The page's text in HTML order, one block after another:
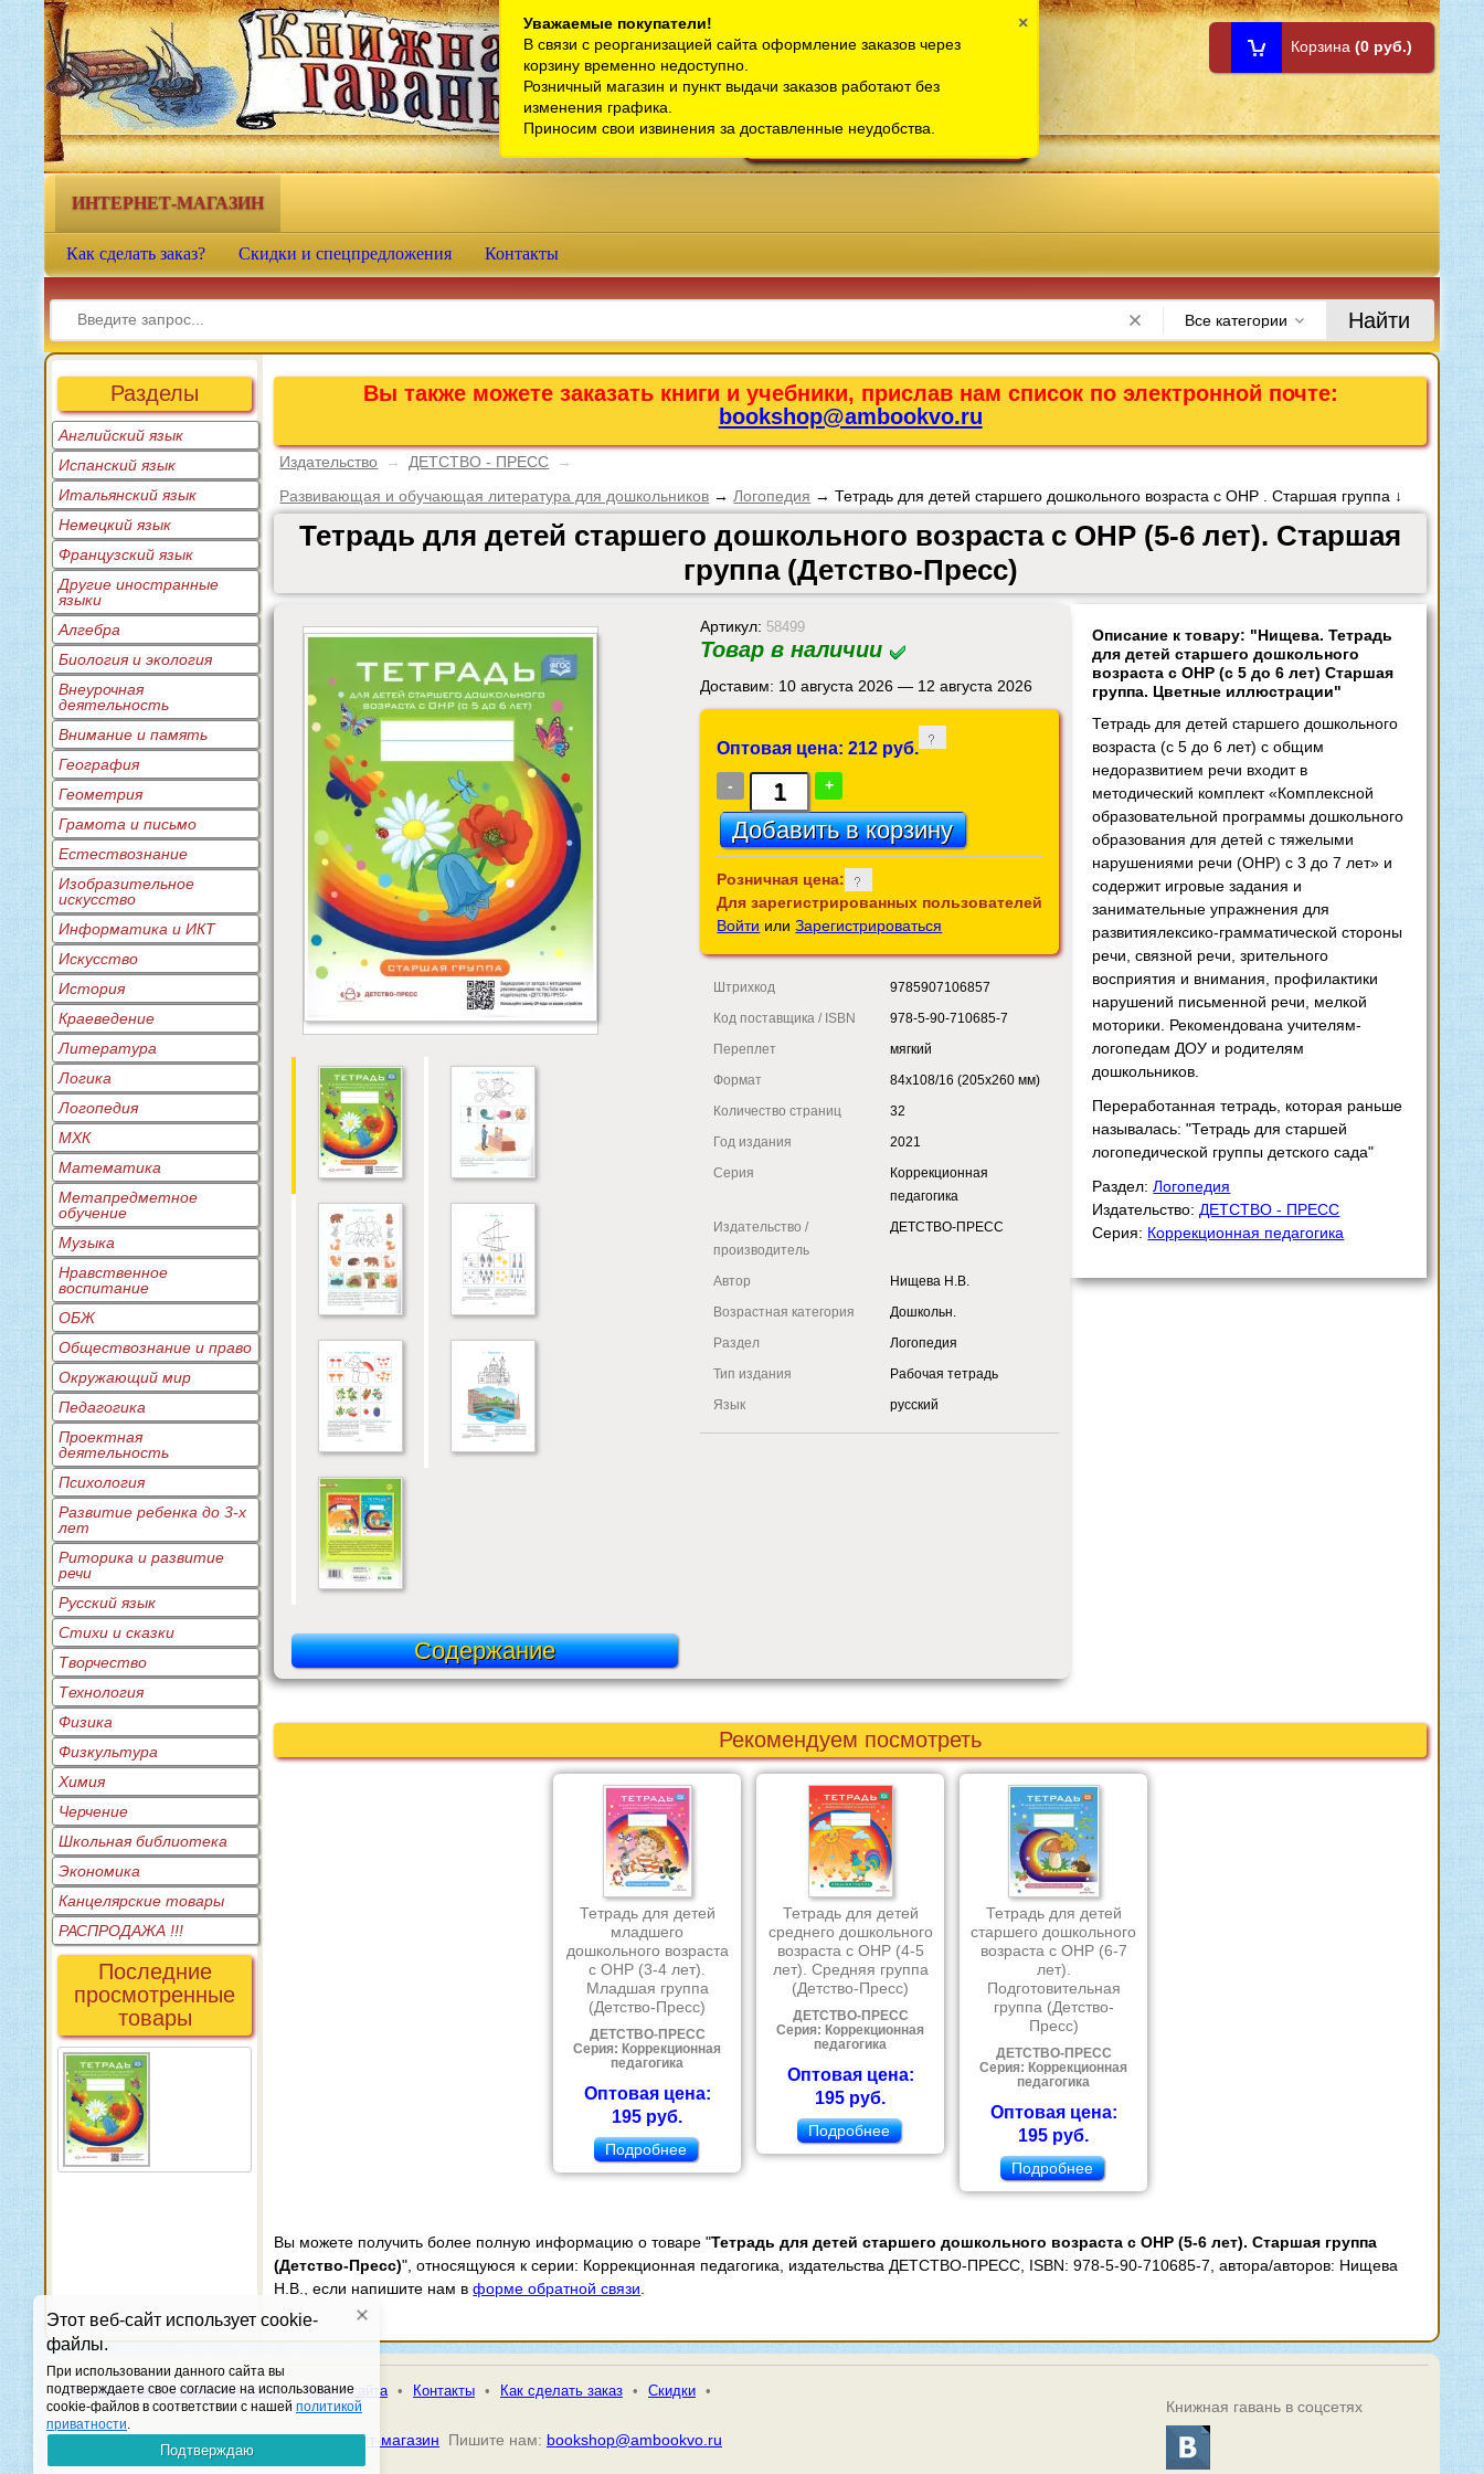
Этот веб-сайт использует cookie-
файлы.
При использовании данного сайта вы
подтверждаете свое согласие на использование
cookie-файлов в соответствии с нашей политикой
приватности.
Подтверждаю
Телефон интернет-магазина:
Телефон розничного магазина:
bookshop@ambookvo.ru
Работаем ежедневно с 10:00 до 21:00
Корзина (0 руб.)
Книжная гавань - интернет-
магазин учебной литературы
ИНТЕРНЕТ-МАГАЗИН
Как сделать заказ? Скидки и спецпредложения Контакты
Все категории Найти
Разделы
Английский язык
Испанский язык
Итальянский язык
Немецкий язык
Французский язык
Другие иностранные
языки
Алгебра
Биология и экология
Внеурочная
деятельность
Внимание и память
География
Геометрия
Грамота и письмо
Естествознание
Изобразительное
искусство
Информатика и ИКТ
Искусство
История
Краеведение
Литература
Логика
Логопедия
МХК
Математика
Метапредметное
обучение
Музыка
Нравственное
воспитание
ОБЖ
Обществознание и право
Окружающий мир
Педагогика
Проектная
деятельность
Психология
Развитие ребенка до 3-х
лет
Риторика и развитие
речи
Русский язык
Стихи и сказки
Творчество
Технология
Физика
Физкультура
Химия
Черчение
Школьная библиотека
Экономика
Канцелярские товары
РАСПРОДАЖА !!!
Последние
просмотренные
товары
Вы также можете заказать книги и учебники, прислав нам список по электронной почте:
bookshop@ambookvo.ru
Издательство → ДЕТСТВО - ПРЕСС
→
Развивающая и обучающая литература для дошкольников → Логопедия → Тетрадь для детей старшего дошкольного возраста с ОНР . Старшая группа ↓
Тетрадь для детей старшего дошкольного возраста с ОНР (5-6 лет). Старшая
группа (Детство-Пресс)
Содержание
Артикул: 58499
Товар в наличии
Доставим: 10 августа 2026 — 12 августа 2026
Оптовая цена: 212 руб.
- +
Розничная цена:
Для зарегистрированных пользователей
Войти илиЗарегистрироваться
Штрихкод
9785907106857
Код поставщика / ISBN
978-5-90-710685-7
Переплет
мягкий
Формат
84x108/16 (205x260 мм)
Количество страниц
32
Год издания
2021
Серия
Коррекционная
педагогика
Издательство /
производитель
ДЕТСТВО-ПРЕСС
Автор
Нищева Н.В.
Возрастная категория
Дошкольн.
Раздел
Логопедия
Тип издания
Рабочая тетрадь
Язык
русский
Описание к товару: "Нищева. Тетрадь
для детей старшего дошкольного
возраста с ОНР (с 5 до 6 лет) Старшая
группа. Цветные иллюстрации"
Тетрадь для детей старшего дошкольного
возраста (с 5 до 6 лет) с общим
недоразвитием речи входит в
методический комплект «Комплексной
образовательной программы дошкольного
образования для детей с тяжелыми
нарушениями речи (ОНР) с 3 до 7 лет» и
содержит игровые задания и
занимательные упражнения для
развитиялексико-грамматической стороны
речи, связной речи, зрительного
восприятия и внимания, профилактики
нарушений письменной речи, мелкой
моторики. Рекомендована учителям-
логопедам ДОУ и родителям
дошкольников.
Переработанная тетрадь, которая раньше
называлась: "Тетрадь для старшей
логопедической группы детского сада"
Раздел:Логопедия
Издательство: ДЕТСТВО - ПРЕСС
Серия: Коррекционная педагогика
Рекомендуем посмотреть
Тетрадь для детей
младшего
дошкольного возраста
с ОНР (3-4 лет).
Младшая группа
(Детство-Пресс)
ДЕТСТВО-ПРЕСС
Серия: Коррекционная
педагогика
Оптовая цена:
195 руб.
Подробнее
Тетрадь для детей
среднего дошкольного
возраста с ОНР (4-5
лет). Средняя группа
(Детство-Пресс)
ДЕТСТВО-ПРЕСС
Серия: Коррекционная
педагогика
Оптовая цена:
195 руб.
Подробнее
Тетрадь для детей
старшего дошкольного
возраста с ОНР (6-7
лет).
Подготовительная
группа (Детство-
Пресс)
ДЕТСТВО-ПРЕСС
Серия: Коррекционная
педагогика
Оптовая цена:
195 руб.
Подробнее
Вы можете получить более полную информацию о товаре "Тетрадь для детей старшего дошкольного возраста с ОНР (5-6 лет). Старшая группа
(Детство-Пресс)", относящуюся к серии: Коррекционная педагогика, издательства ДЕТСТВО-ПРЕСС, ISBN: 978-5-90-710685-7, автора/авторов: Нищева
Н.В., если напишите нам вформе обратной связи
• Условия предоставления услуг • Карта сайта • Контакты • Как сделать заказ • Скидки •
Книжная гавань в соцсетях
© 2026 Книжная гавань -Книжный интернет-магазин Пишите нам: bookshop@ambookvo.ru
Уважаемые покупатели!
В связи с реорганизацией сайта оформление заказов через
корзину временно недоступно.
Розничный магазин и пункт выдачи заказов работают без
изменения графика.
Приносим свои извинения за доставленные неудобства.
×